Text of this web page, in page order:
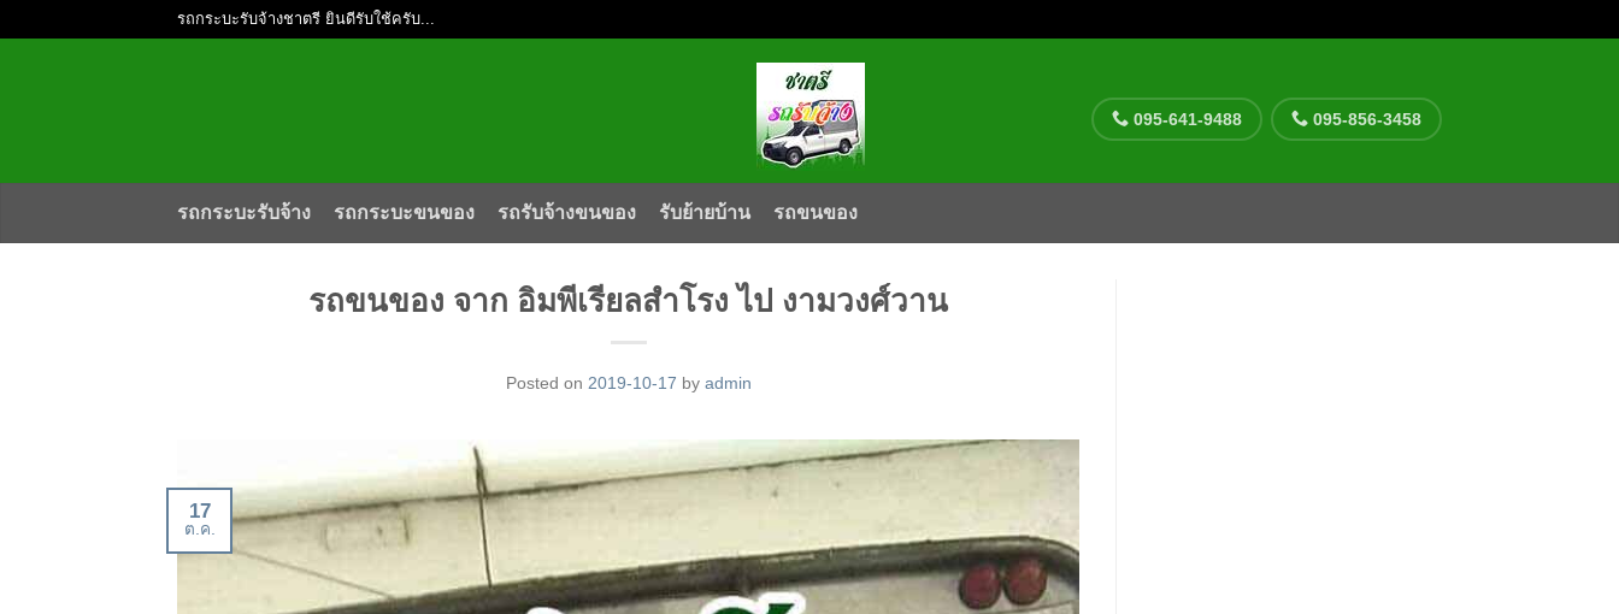
รถกระบะรับจ้างชาตรี ยินดีรับใช้ครับ...
095-641-9488 095-856-3458
รถกระบะรับจ้าง รถกระบะขนของ รถรับจ้างขนของ รับย้ายบ้าน รถขนของ
รถขนของ จาก อิมพีเรียลสำโรง ไป งามวงศ์วาน
Posted on 2019-10-17 by admin
17
ต.ค.